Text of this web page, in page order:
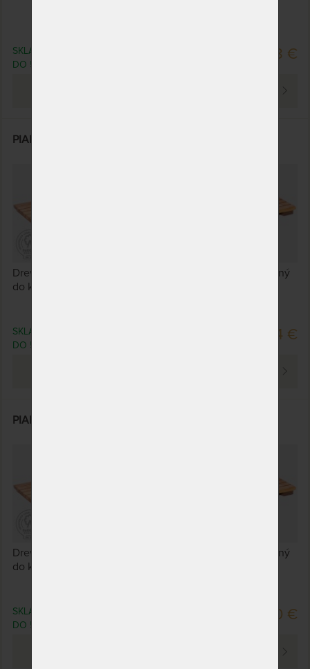
SKLADOM > 5 KS
DO 5 PRAC. DNÍ
149,08 €
PIANO II - záhradný rošt z teaku 160 x 90 cm
Drevený rošt PIANO vyrobený z kvalitného teaku, vhodný
do kúpeľní, sáun, k bazénom či záhradným sprchám.
SKLADOM > 5 KS
DO 5 PRAC. DNÍ
264,94 €
PIANO III - záhradný rošt z teaku 190 x 90 cm
Drevený rošt PIANO vyrobený z kvalitného teaku, vhodný
do kúpeľní, sáun, k bazénom či záhradným sprchám.
SKLADOM > 5 KS
DO 5 PRAC. DNÍ
309,50 €